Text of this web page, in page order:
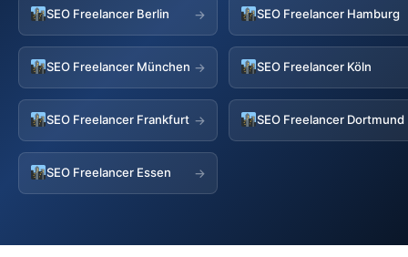
SEO Freelancer Berlin → SEO Freelancer Hamburg
SEO Freelancer München → SEO Freelancer Köln
SEO Freelancer Frankfurt → SEO Freelancer Dortmund
SEO Freelancer Essen →